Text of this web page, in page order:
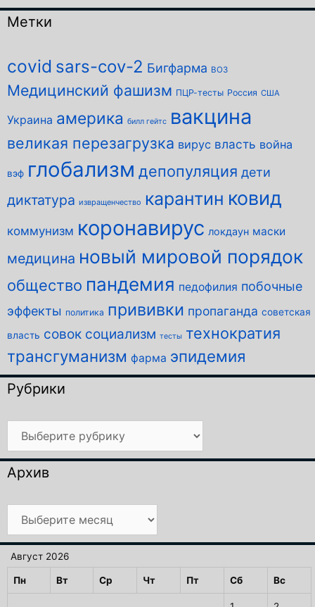
Метки
covid sars-cov-2 Бигфарма ВОЗ
Медицинский фашизм ПЦР-тесты Россия США
Украина америка билл гейтс вакцина
великая перезагрузка вирус власть война
вэф глобализм депопуляция дети
диктатура извращенчество карантин ковид
коммунизм коронавирус локдаун маски
медицина новый мировой порядок
общество пандемия педофилия побочные
эффекты политика прививки пропаганда советская
власть совок социализм тесты технократия
трансгуманизм фарма эпидемия
Рубрики
Рубрики
Архив
Архив
Август 2026
Пн Вт Ср Чт Пт Сб Вс